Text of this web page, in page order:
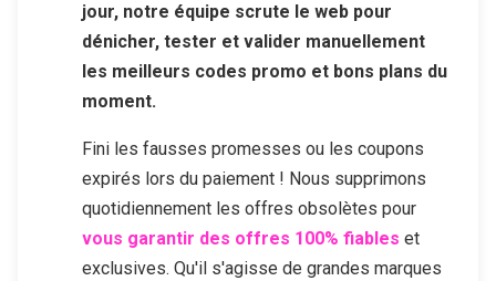
jour, notre équipe scrute le web pour
dénicher, tester et valider manuellement
les meilleurs codes promo et bons plans du
moment.
Fini les fausses promesses ou les coupons
expirés lors du paiement ! Nous supprimons
quotidiennement les offres obsolètes pour
vous garantir des offres 100% fiables et
exclusives. Qu'il s'agisse de grandes marques